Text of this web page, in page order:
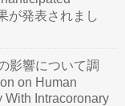
が発表されまし
影響について調
on Human
With Intracoronary